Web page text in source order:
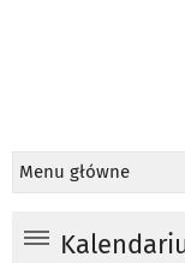
Menu główne